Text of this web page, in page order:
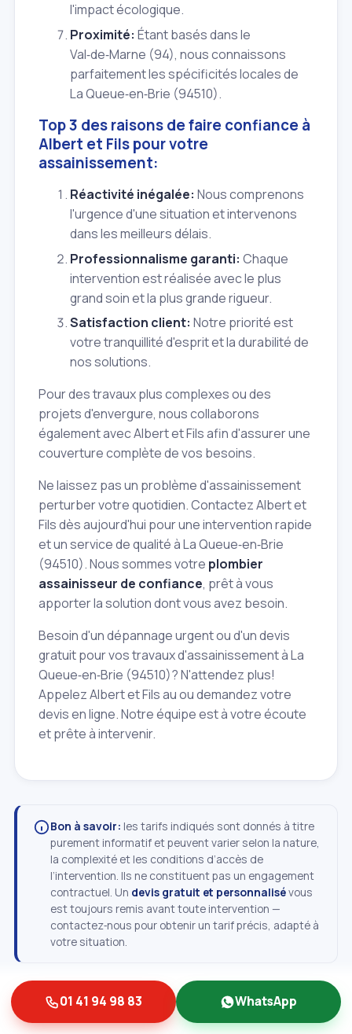
l'impact écologique.
Proximité: Étant basés dans le
Val‑de‑Marne (94), nous connaissons
parfaitement les spécificités locales de
La Queue‑en‑Brie (94510).
Top 3 des raisons de faire confiance à
Albert et Fils pour votre
assainissement:
Réactivité inégalée: Nous comprenons
l'urgence d'une situation et intervenons
dans les meilleurs délais.
Professionnalisme garanti: Chaque
intervention est réalisée avec le plus
grand soin et la plus grande rigueur.
Satisfaction client: Notre priorité est
votre tranquillité d'esprit et la durabilité de
nos solutions.
Pour des travaux plus complexes ou des
projets d'envergure, nous collaborons
également avec Albert et Fils afin d'assurer une
couverture complète de vos besoins.
Ne laissez pas un problème d'assainissement
perturber votre quotidien. Contactez Albert et
Fils dès aujourd'hui pour une intervention rapide
et un service de qualité à La Queue‑en‑Brie
(94510). Nous sommes votre plombier
assainisseur de confiance, prêt à vous
apporter la solution dont vous avez besoin.
Besoin d'un dépannage urgent ou d'un devis
gratuit pour vos travaux d'assainissement à La
Queue‑en‑Brie (94510)? N'attendez plus!
Appelez Albert et Fils auou demandez votre
devis en ligne. Notre équipe est à votre écoute
et prête à intervenir.
Bon à savoir: les tarifs indiqués sont donnés à titre
purement informatif et peuvent varier selon la nature,
la complexité et les conditions d’accès de
l’intervention. Ils ne constituent pas un engagement
contractuel. Un devis gratuit et personnalisévous
est toujours remis avant toute intervention —
contactez‑nous pour obtenir un tarif précis, adapté à
votre situation.
01 41 94 98 83 WhatsApp